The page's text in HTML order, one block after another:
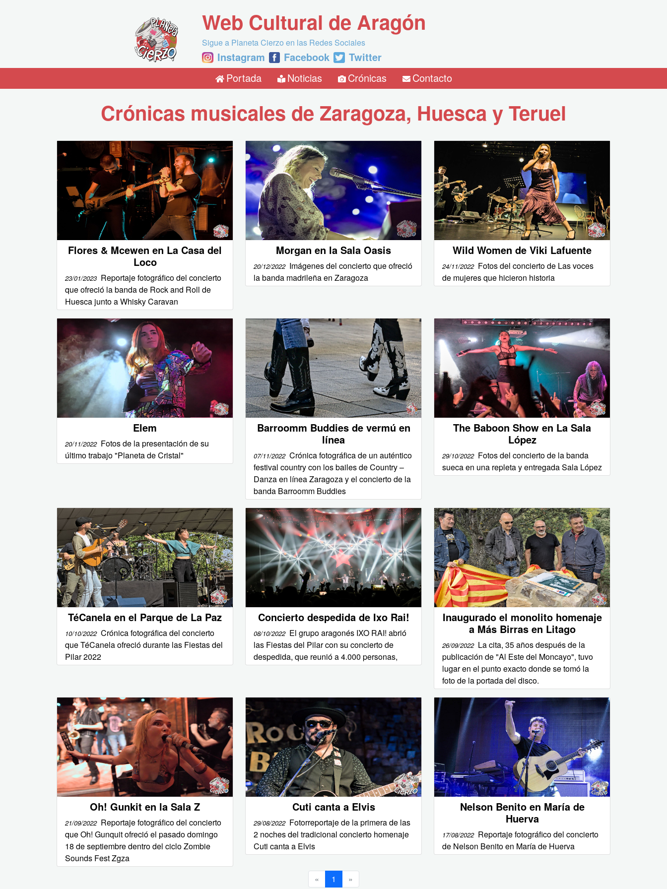
Web Cultural de Aragón
Sigue a Planeta Cierzo en las Redes Sociales
Instagram Facebook
Twitter
Portada
Noticias Crónicas Contacto
Crónicas musicales de Zaragoza, Huesca y Teruel
Flores & Mcewen en La Casa del
Loco
23/01/2023 Reportaje fotográfico del concierto
que ofreció la banda de Rock and Roll de
Huesca junto a Whisky Caravan
Morgan en la Sala Oasis
20/12/2022 Imágenes del concierto que ofreció
la banda madrileña en Zaragoza
Wild Women de Viki Lafuente
24/11/2022 Fotos del concierto de Las voces
de mujeres que hicieron historia
Elem
20/11/2022 Fotos de la presentación de su
último trabajo "Planeta de Cristal"
Barroomm Buddies de vermú en
línea
07/11/2022 Crónica fotográfica de un auténtico
festival country con los bailes de Country –
Danza en línea Zaragoza y el concierto de la
banda Barroomm Buddies
The Baboon Show en La Sala
López
29/10/2022 Fotos del concierto de la banda
sueca en una repleta y entregada Sala López
TéCanela en el Parque de La Paz
10/10/2022 Crónica fotográfica del concierto
que TéCanela ofreció durante las Fiestas del
Pilar 2022
Concierto despedida de Ixo Rai!
08/10/2022 El grupo aragonés IXO RAI! abrió
las Fiestas del Pilar con su concierto de
despedida, que reunió a 4.000 personas,
Inaugurado el monolito homenaje
a Más Birras en Litago
26/09/2022 La cita, 35 años después de la
publicación de "Al Este del Moncayo", tuvo
lugar en el punto exacto donde se tomó la
foto de la portada del disco.
Oh! Gunkit en la Sala Z
21/09/2022 Reportaje fotográfico del concierto
que Oh! Gunquit ofreció el pasado domingo
18 de septiembre dentro del ciclo Zombie
Sounds Fest Zgza
Cuti canta a Elvis
29/08/2022 Fotorreportaje de la primera de las
2 noches del tradicional concierto homenaje
Cuti canta a Elvis
Nelson Benito en María de
Huerva
17/08/2022 Reportaje fotográfico del concierto
de Nelson Benito en María de Huerva
« 1 »